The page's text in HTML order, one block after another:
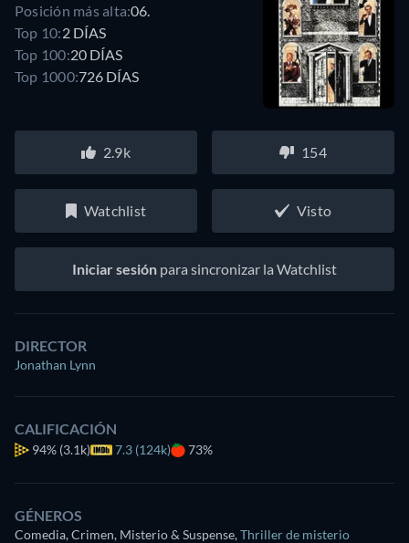
Posición más alta:06.
Top 10:2 DÍAS
Top 100:20 DÍAS
Top 1000:726 DÍAS
2.9k 154
Watchlist Visto
Iniciar sesión para sincronizar la Watchlist
DIRECTOR
Jonathan Lynn
CALIFICACIÓN
94% (3.1k) 7.3 (124k) 73%
GÉNEROS
Comedia, Crimen, Misterio & Suspense,Thriller de misterio